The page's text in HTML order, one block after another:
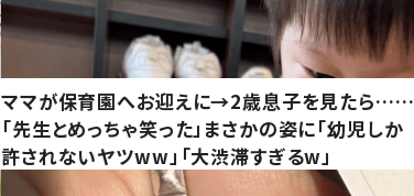
ママが保育園へお迎えに→2歳息子を見たら……
「先生とめっちゃ笑った」まさかの姿に「幼児しか
許されないヤツww」「大渋滞すぎるw」